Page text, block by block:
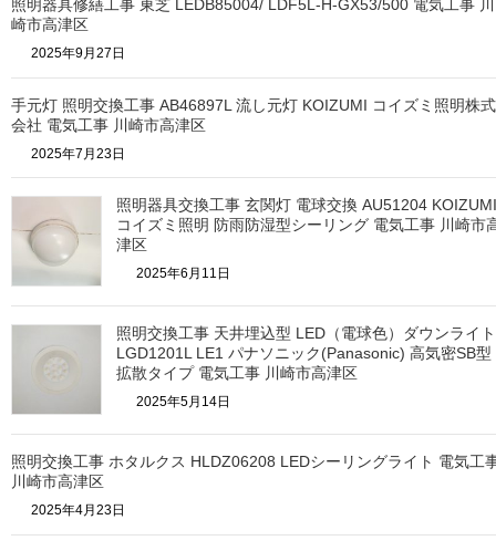
照明器具修繕工事 東芝 LEDB85004/ LDF5L-H-GX53/500 電気工事 川
崎市高津区
2025年9月27日
手元灯 照明交換工事 AB46897L 流し元灯 KOIZUMI コイズミ照明株式
会社 電気工事 川崎市高津区
2025年7月23日
照明器具交換工事 玄関灯 電球交換 AU51204 KOIZUMI
コイズミ照明 防雨防湿型シーリング 電気工事 川崎市
津区
2025年6月11日
照明交換工事 天井埋込型 LED（電球色）ダウンライト
LGD1201L LE1 パナソニック(Panasonic) 高気密SB型
拡散タイプ 電気工事 川崎市高津区
2025年5月14日
照明交換工事 ホタルクス HLDZ06208 LEDシーリングライト 電気工
川崎市高津区
2025年4月23日